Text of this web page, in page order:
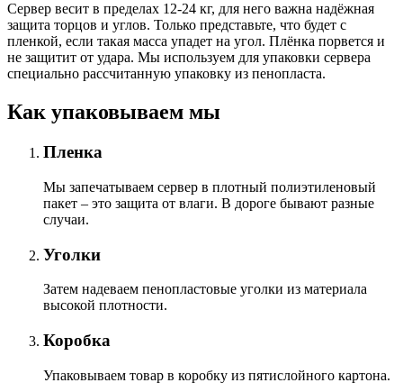
Сервер весит в пределах 12-24 кг, для него важна надёжная
защита торцов и углов. Только представьте, что будет с
пленкой, если такая масса упадет на угол. Плёнка порвется и
не защитит от удара. Мы используем для упаковки сервера
специально расcчитанную упаковку из пенопласта.
Как упаковываем мы
Пленка
Мы запечатываем сервер в плотный полиэтиленовый
пакет – это защита от влаги. В дороге бывают разные
случаи.
Уголки
Затем надеваем пенопластовые уголки из материала
высокой плотности.
Коробка
Упаковываем товар в коробку из пятислойного картона.